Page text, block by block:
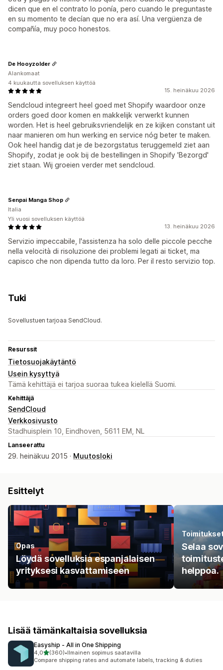
dicen que en el contrato lo ponía, pero cuando le preguntaste
en su momento te decían que no era así. Una vergüenza de
compañía, muy poco honestos.
15. heinäkuu 2026
Sendcloud integreert heel goed met Shopify waardoor onze
orders goed door komen en makkelijk verwerkt kunnen
worden. Het is heel gebruiksvriendelijk en ze kijken constant uit
naar manieren om hun werking en service nóg beter te maken.
Ook heel handig dat je de bezorgstatus teruggemeld ziet aan
Shopify, zodat je ook bij de bestellingen in Shopify 'Bezorgd'
ziet staan. Wij groeien verder met sendcloud.
De Hooyzolder
Alankomaat
4 kuukautta sovelluksen käyttöä
13. heinäkuu 2026
Servizio impeccabile, l'assistenza ha solo delle piccole pecche
nella velocità di risoluzione dei problemi legati ai ticket, ma
capisco che non dipenda tutto da loro. Per il resto servizio top.
Senpai Manga Shop
Italia
Yli vuosi sovelluksen käyttöä
Tuki
Sovellustuen tarjoaa SendCloud.
Resurssit
Tietosuojakäytäntö
Usein kysyttyä
Tämä kehittäjä ei tarjoa suoraa tukea kielellä Suomi.
Kehittäjä
SendCloud
Verkkosivusto
Stadhuisplein 10, Eindhoven, 5611 EM, NL
Lanseerattu
29. heinäkuu 2015 · Muutosloki
Esittelyt
Opas
Löydä sovelluksia espanjalaisen
yrityksesi kasvattamiseen
Selaa
helppoa.
Lisää tämänkaltaisia sovelluksia
Easyship ‑ All in One Shipping
4,0/ 5 tähteä
(360)
360 arvostelua yhteensä
•Ilmainen sopimus saatavilla
Compare shipping rates and automate labels, tracking & duties